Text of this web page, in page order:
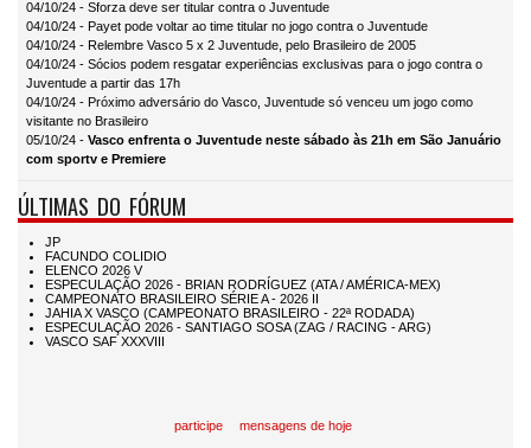
04/10/24 - Sforza deve ser titular contra o Juventude
04/10/24 - Payet pode voltar ao time titular no jogo contra o Juventude
04/10/24 - Relembre Vasco 5 x 2 Juventude, pelo Brasileiro de 2005
04/10/24 - Sócios podem resgatar experiências exclusivas para o jogo contra o
Juventude a partir das 17h
04/10/24 - Próximo adversário do Vasco, Juventude só venceu um jogo como
visitante no Brasileiro
05/10/24 - Vasco enfrenta o Juventude neste sábado às 21h em São Januário
com sportv e Premiere
ÚLTIMAS DO FÓRUM
participe mensagens de hoje